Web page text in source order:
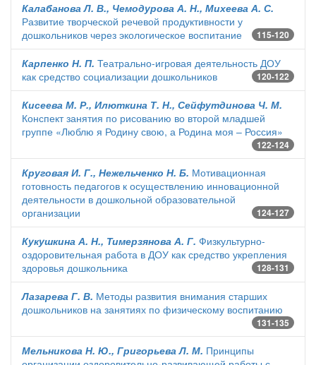
Калабанова Л. В., Чемодурова А. Н., Михеева А. С.
Развитие творческой речевой продуктивности у
дошкольников через экологическое воспитание
115-120
Карпенко Н. П. Театрально-игровая деятельность ДОУ
как средство социализации дошкольников
120-122
Кисеева М. Р., Илюткина Т. Н., Сейфутдинова Ч. М.
Конспект занятия по рисованию во второй младшей
группе «Люблю я Родину свою, а Родина моя – Россия»
122-124
Круговая И. Г., Нежельченко Н. Б. Мотивационная
готовность педагогов к осуществлению инновационной
деятельности в дошкольной образовательной
организации
124-127
Кукушкина А. Н., Тимерзянова А. Г. Физкультурно-
оздоровительная работа в ДОУ как средство укрепления
здоровья дошкольника
128-131
Лазарева Г. В. Методы развития внимания старших
дошкольников на занятиях по физическому воспитанию
131-135
Мельникова Н. Ю., Григорьева Л. М. Принципы